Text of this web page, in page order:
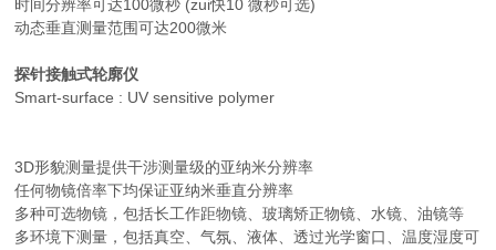
时间分辨率可达100微秒 (zui快10 微秒可选)
动态垂直测量范围可达200微米
探针接触式轮廓仪
Smart-surface : UV sensitive polymer
3D形貌测量提供干涉测量级的亚纳米分辨率
任何物镜倍率下均保证亚纳米垂直分辨率
多种可选物镜，包括长工作距物镜、玻璃矫正物镜、水镜、油镜等
多环境下测量，包括真空、气氛、液体、透过光学窗口、温度湿度可